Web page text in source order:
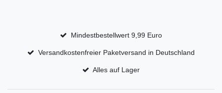
Mindestbestellwert 9,99 Euro
Versandkostenfreier Paketversand in Deutschland
Alles auf Lager